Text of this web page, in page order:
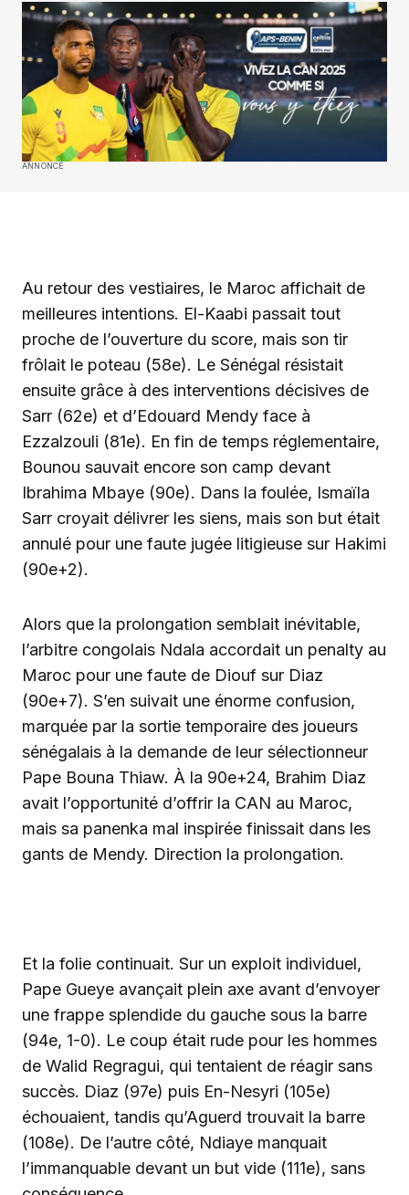
ANNONCE
Au retour des vestiaires, le Maroc affichait de
meilleures intentions. El-Kaabi passait tout
proche de l’ouverture du score, mais son tir
frôlait le poteau (58e). Le Sénégal résistait
ensuite grâce à des interventions décisives de
Sarr (62e) et d’Edouard Mendy face à
Ezzalzouli (81e). En fin de temps réglementaire,
Bounou sauvait encore son camp devant
Ibrahima Mbaye (90e). Dans la foulée, Ismaïla
Sarr croyait délivrer les siens, mais son but était
annulé pour une faute jugée litigieuse sur Hakimi
(90e+2).
‎Alors que la prolongation semblait inévitable,
l’arbitre congolais Ndala accordait un penalty au
Maroc pour une faute de Diouf sur Diaz
(90e+7). S’en suivait une énorme confusion,
marquée par la sortie temporaire des joueurs
sénégalais à la demande de leur sélectionneur
Pape Bouna Thiaw. À la 90e+24, Brahim Diaz
avait l’opportunité d’offrir la CAN au Maroc,
mais sa panenka mal inspirée finissait dans les
gants de Mendy. Direction la prolongation.
‎Et la folie continuait. Sur un exploit individuel,
Pape Gueye avançait plein axe avant d’envoyer
une frappe splendide du gauche sous la barre
(94e, 1-0). Le coup était rude pour les hommes
de Walid Regragui, qui tentaient de réagir sans
succès. Diaz (97e) puis En-Nesyri (105e)
échouaient, tandis qu’Aguerd trouvait la barre
(108e). De l’autre côté, Ndiaye manquait
l’immanquable devant un but vide (111e), sans